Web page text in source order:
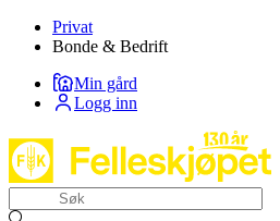
Privat
Bonde & Bedrift
Min gård
Logg inn